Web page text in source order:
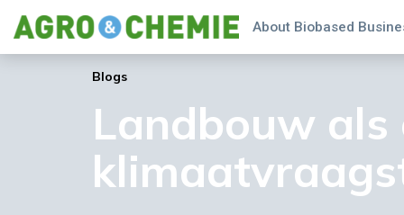
About Biobased
Blogs
Landbouw als